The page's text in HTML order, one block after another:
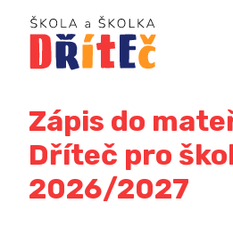
Zápis do
Dříteč pro
2026/2027